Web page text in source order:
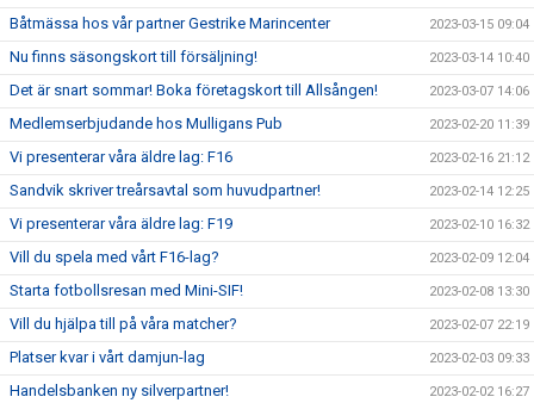
Båtmässa hos vår partner Gestrike Marincenter 2023-03-15 09:04
Nu finns säsongskort till försäljning! 2023-03-14 10:40
Det är snart sommar! Boka företagskort till Allsången! 2023-03-07 14:06
Medlemserbjudande hos Mulligans Pub 2023-02-20 11:39
Vi presenterar våra äldre lag: F16 2023-02-16 21:12
Sandvik skriver treårsavtal som huvudpartner! 2023-02-14 12:25
Vi presenterar våra äldre lag: F19 2023-02-10 16:32
Vill du spela med vårt F16-lag? 2023-02-09 12:04
Starta fotbollsresan med Mini-SIF! 2023-02-08 13:30
Vill du hjälpa till på våra matcher? 2023-02-07 22:19
Platser kvar i vårt damjun-lag 2023-02-03 09:33
Handelsbanken ny silverpartner! 2023-02-02 16:27